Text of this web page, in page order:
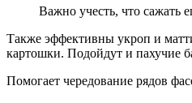
Важно учесть, что сажать
Также эффективны укроп и
картошки. Подойдут и пахучие
Помогает чередование рядов